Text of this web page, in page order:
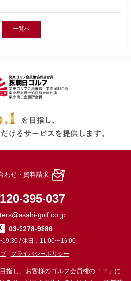
一覧へ
指し、お客様のゴルフ会員権の「？」に
わせ・資料請求
395-037
golf.co.jp
03-3278-9886
19:30 / 休日：11:00〜16:00
プライバシーポリシー